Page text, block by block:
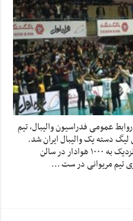
عمومی فدراسیون والیبال، تیم
دسته یک والیبال ایران شد.
دیدار فینال این رقابت‌ها که با حضور نزدیک به ۱۰۰۰ هوادار در سالن
تیم مریوانی در ست …